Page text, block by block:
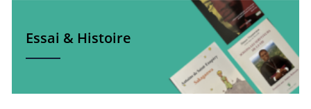
Essai & Histoire